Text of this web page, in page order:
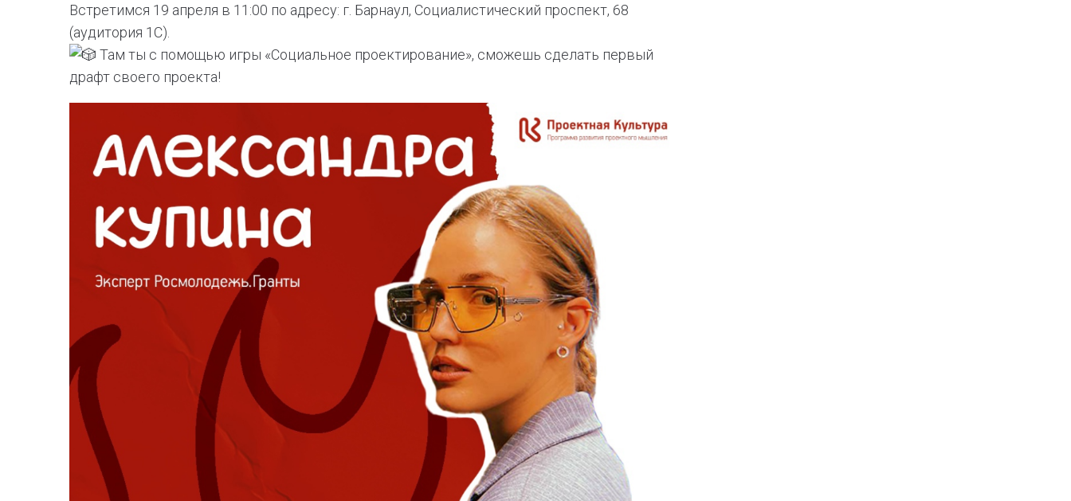
Встретимся 19 апреля в 11:00 по адресу: г. Барнаул, Социалистический проспект, 68
(аудитория 1C).
Там ты с помощью игры «Социальное проектирование», сможешь сделать первый
драфт своего проекта!